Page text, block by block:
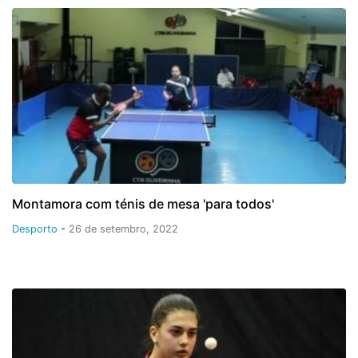
Montamora com ténis de mesa 'para todos'
Desporto - 26 de setembro, 2022